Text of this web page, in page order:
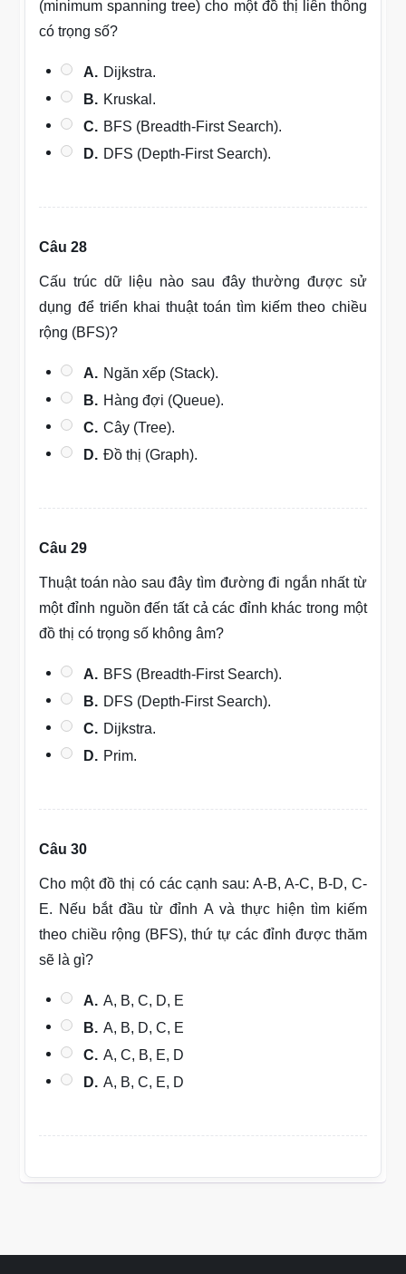
(minimum spanning tree) cho một đồ thị liên thông
có trọng số?
A. Dijkstra.
B. Kruskal.
C. BFS (Breadth-First Search).
D. DFS (Depth-First Search).
Câu 28
Cấu trúc dữ liệu nào sau đây thường được sử
dụng để triển khai thuật toán tìm kiếm theo chiều
rộng (BFS)?
A. Ngăn xếp (Stack).
B. Hàng đợi (Queue).
C. Cây (Tree).
D. Đồ thị (Graph).
Câu 29
Thuật toán nào sau đây tìm đường đi ngắn nhất từ
một đỉnh nguồn đến tất cả các đỉnh khác trong một
đồ thị có trọng số không âm?
A. BFS (Breadth-First Search).
B. DFS (Depth-First Search).
C. Dijkstra.
D. Prim.
Câu 30
Cho một đồ thị có các cạnh sau: A-B, A-C, B-D, C-
E. Nếu bắt đầu từ đỉnh A và thực hiện tìm kiếm
theo chiều rộng (BFS), thứ tự các đỉnh được thăm
sẽ là gì?
A. A, B, C, D, E
B. A, B, D, C, E
C. A, C, B, E, D
D. A, B, C, E, D